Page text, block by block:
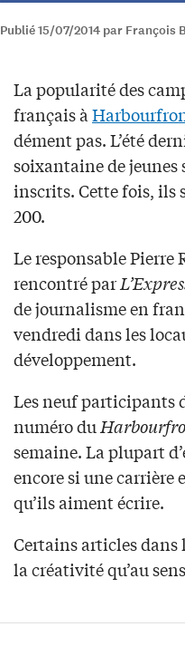
Publié 15/07/2014 par François
La popularité des
français à
dément pas. L’été
soixantaine de jeunes
inscrits. Cette fois, ils
200.
Le responsable Pierre
rencontré par
de journalisme en
vendredi dans les
développement.
Les neuf participants
numéro du
semaine. La plupart
encore si une
qu’ils aiment écrire.
Certains articles
la créativité qu’au